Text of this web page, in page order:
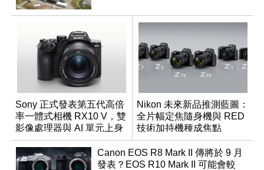
Sony 正式發表第五代高倍
率一體式相機 RX10 V，雙
影像處理器與 AI 單元上身
Nikon 未來新品推測藍圖：
全片幅定焦隨身機與 RED
技術加持機種成焦點
Canon EOS R8 Mark II 傳將於 9 月
發表？EOS R10 Mark II 可能會較